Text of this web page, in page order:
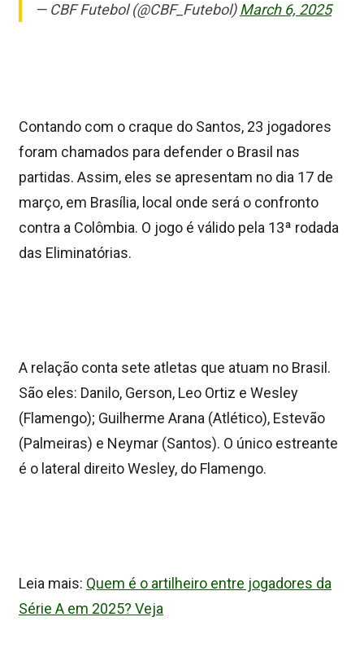
— CBF Futebol (@CBF_Futebol)March 6, 2025
Contando com o craque do Santos, 23 jogadores
foram chamados para defender o Brasil nas
partidas. Assim, eles se apresentam no dia 17 de
março, em Brasília, local onde será o confronto
contra a Colômbia. O jogo é válido pela 13ª rodada
das Eliminatórias.
A relação conta sete atletas que atuam no Brasil.
São eles: Danilo, Gerson, Leo Ortiz e Wesley
(Flamengo); Guilherme Arana (Atlético), Estevão
(Palmeiras) e Neymar (Santos). O único estreante
é o lateral direito Wesley, do Flamengo.
Leia mais: Quem é o artilheiro entre jogadores da
Série A em 2025? Veja